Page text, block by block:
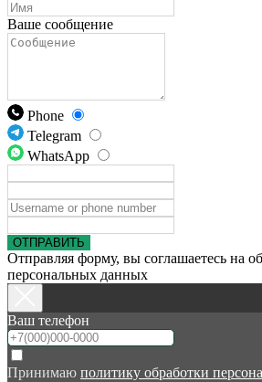
Ваше сообщение
Phone
Telegram
WhatsApp
ОТПРАВИТЬ
Отправляя форму, вы соглашаетесь на
персональных данных
Ваш телефон
Принимаю политику обработки